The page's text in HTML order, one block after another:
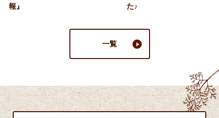
報』
た♪
一覧